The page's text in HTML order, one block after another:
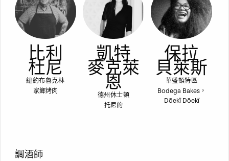
比利
杜尼
紐約布魯克林
家鄉烤肉
凱特
麥克萊
恩
德州休士頓
托尼的
保拉
貝萊斯
華盛頓特區
Bodega Bakes，
Dōekï Dōekï
調酒師